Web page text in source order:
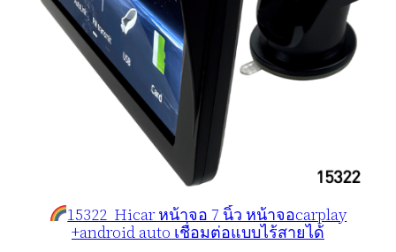
15322 Hicar หน้าจอ 7 นิ้ว หน้าจอcarplay
+android auto เชื่อมต่อแบบไร้สายได้